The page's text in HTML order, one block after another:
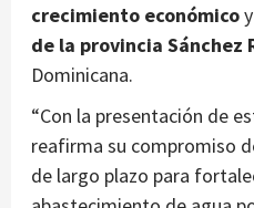
crecimiento económico
de la provincia Sánchez
Dominicana.
“Con la presentación de
reafirma su compromiso
de largo plazo para